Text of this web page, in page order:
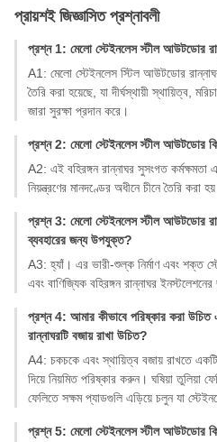
প্রায়শই জিজ্ঞাসিত প্রশ্নাবলী
প্রশ্ন 1: মেলো স্টেইনলেস স্টীল আউটডোর
A1: মেলো স্টেইনলেস স্টিল আউটডোর
তৈরি করা হয়েছে, যা দীর্ঘস্থায়ী স্থায়িত্ব,
জারা সুরক্ষা প্রদান করে।
প্রশ্ন 2: মেলো স্টেইনলেস স্টীল আউটডোর
A2: এই বহিরঙ্গন রান্নাঘর সুসংগত কর্মক্ষমতা
নিয়ন্ত্রণের মানদণ্ডের অধীনে চীনে তৈরি করা
প্রশ্ন 3: মেলো স্টেইনলেস স্টীল আউটডোর
ব্যবহারের জন্য উপযুক্ত?
A3: হ্যাঁ। এর ভারী-শুল্ক নির্মাণ এবং শক্ত
এবং বাণিজ্যিক বহিরঙ্গন রান্নাঘর
প্রশ্ন 4: আমার কীভাবে পরিষ্কার করা
রান্নাঘরটি বজায় রাখা উচিত?
A4: চকচকে এবং স্থায়িত্ব বজায় রাখতে
দিয়ে নিয়মিত পরিষ্কার করুন। ঘষিয়া তুলিয়া
ফেলিতে সক্ষম প্যাডগুলি এড়িয়ে চলুন যা
প্রশ্ন 5: মেলো স্টেইনলেস স্টীল আউটডোর